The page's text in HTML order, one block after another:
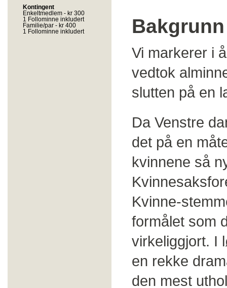
Kontingent
Enkeltmedlem - kr 300
1 Follominne inkludert
Familie/par - kr 400
1 Follominne inkludert
Bakgrunn
Vi markerer i
vedtok
slutten på en
Da Venstre
det på en
kvinnene så
Kvinne-
formålet som
virkeliggjort. I
en rekke
den mest